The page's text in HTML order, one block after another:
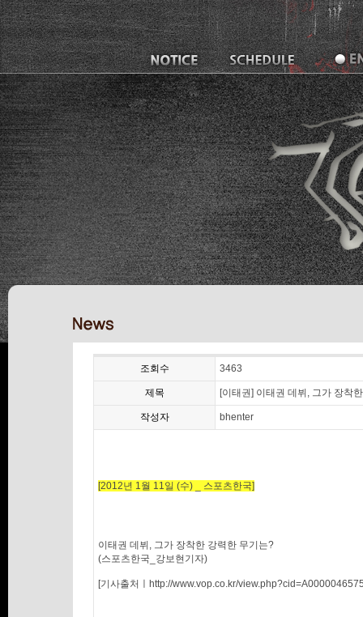
조회수 3463
제목 [이태권] 이태권 데뷔, 그가 장착
작성자 bhenter
[2012년 1월 11일 (수) _ 스포츠한국]
이태권 데뷔, 그가 장착한 강력한 무기는?
(스포츠한국_강보현기자)
[기사출처ㅣhttp://www.vop.co.kr/